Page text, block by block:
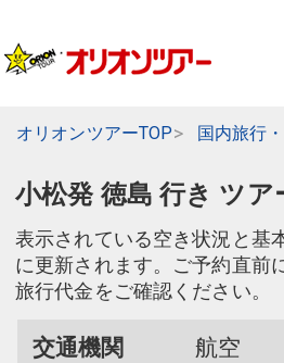
オリオンツアーTOP 国内旅行
小松発 徳島 行き ツア
表示されている空き状況と基
に更新されます。ご予約直前
旅行代金をご確認ください。
交通機関
航空